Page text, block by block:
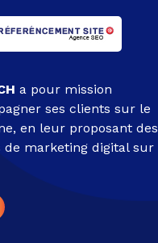
a pour mission
ses clients sur le
en leur proposant des
de marketing digital sur